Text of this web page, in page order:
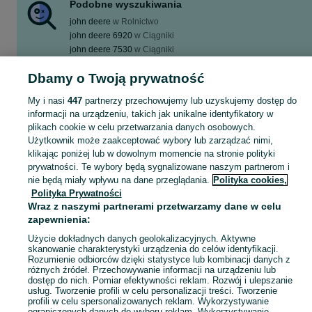
Podobne wyszukiwania
john deere w Rolnictwo
john deere 6920 w Ciągniki
john deere 7530 w Ciągniki
john deere w Kombajny
Zobacz Więcej
Potrzebujesz nowego ciągnika? Niech moc będzie z Tobą! john deere w Twojej okolicy - tylko w kategorii Ciągniki na OLX!
Mapa kategorii
Mapa miejscowości
Mapa ministron
Popularne wyszukiwania
Dbamy o Twoją prywatność
My i nasi 447partnerzy przechowujemy lub uzyskujemy dostęp do
informacji na urządzeniu, takich jak unikalne identyfikatory w
plikach cookie w celu przetwarzania danych osobowych.
Użytkownik może zaakceptować wybory lub zarządzać nimi,
klikając poniżej lub w dowolnym momencie na stronie polityki
prywatności. Te wybory będą sygnalizowane naszym partnerom i
nie będą miały wpływu na dane przeglądania. Polityka cookies,
Polityka Prywatności
Wraz z naszymi partnerami przetwarzamy dane w celu
zapewnienia:
Użycie dokładnych danych geolokalizacyjnych. Aktywne
skanowanie charakterystyki urządzenia do celów identyfikacji.
Rozumienie odbiorców dzięki statystyce lub kombinacji danych z
różnych źródeł. Przechowywanie informacji na urządzeniu lub
dostęp do nich. Pomiar efektywności reklam. Rozwój i ulepszanie
usług. Tworzenie profili w celu personalizacji treści. Tworzenie
profili w celu spersonalizowanych reklam. Wykorzystywanie